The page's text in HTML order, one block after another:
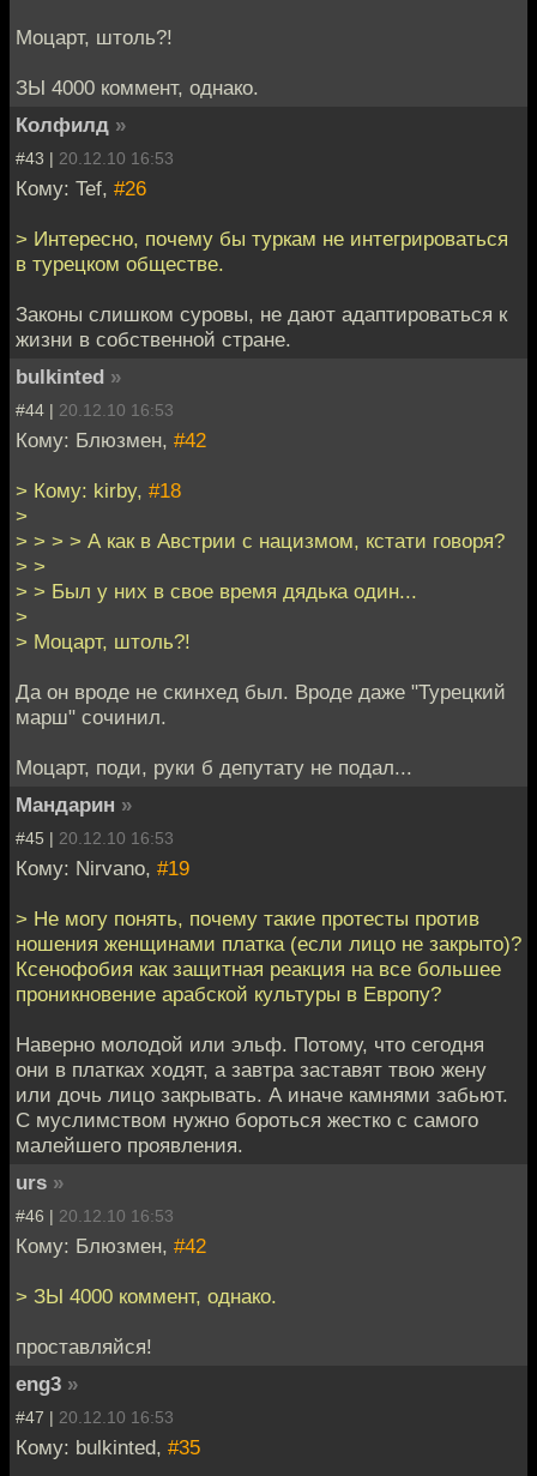
Моцарт, штоль?!
ЗЫ 4000 коммент, однако.
Колфилд »
#43 | 20.12.10 16:53
Кому: Tef, #26
> Интересно, почему бы туркам не интегрироваться
в турецком обществе.
Законы слишком суровы, не дают адаптироваться к
жизни в собственной стране.
bulkinted »
#44 | 20.12.10 16:53
Кому: Блюзмен, #42
> Кому: kirby, #18
>
> > > > А как в Австрии с нацизмом, кстати говоря?
> >
> > Был у них в свое время дядька один...
>
> Моцарт, штоль?!
Да он вроде не скинхед был. Вроде даже "Турецкий
марш" сочинил.
Моцарт, поди, руки б депутату не подал...
Мандарин »
#45 | 20.12.10 16:53
Кому: Nirvano, #19
> Не могу понять, почему такие протесты против
ношения женщинами платка (если лицо не закрыто)?
Ксенофобия как защитная реакция на все большее
проникновение арабской культуры в Европу?
Наверно молодой или эльф. Потому, что сегодня
они в платках ходят, а завтра заставят твою жену
или дочь лицо закрывать. А иначе камнями забьют.
С муслимством нужно бороться жестко с самого
малейшего проявления.
urs »
#46 | 20.12.10 16:53
Кому: Блюзмен, #42
> ЗЫ 4000 коммент, однако.
проставляйся!
eng3 »
#47 | 20.12.10 16:53
Кому: bulkinted, #35